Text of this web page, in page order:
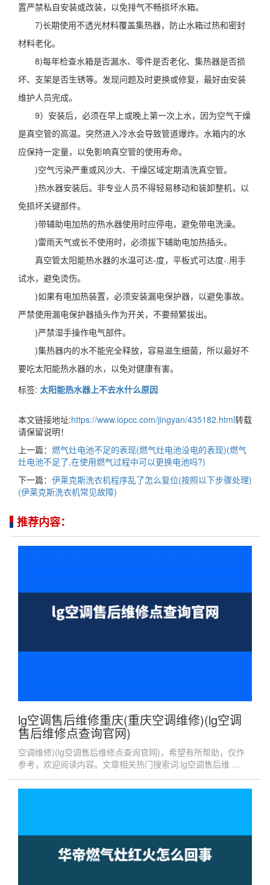
置严禁私自安装或改装，以免排气不畅损坏水箱。
7)长期使用不透光材料覆盖集热器，防止水箱过热和密封
材料老化。
8)每年检查水箱是否漏水、零件是否老化、集热器是否损
坏、支架是否生锈等。发现问题及时更换或修复，最好由安装
维护人员完成。
9）安装后，必须在早上或晚上第一次上水，因为空气干燥
是真空管的高温。突然进入冷水会导致管道爆炸。水箱内的水
应保持一定量，以免影响真空管的使用寿命。
)空气污染严重或风沙大、干燥区域定期清洗真空管。
)热水器安装后。非专业人员不得轻易移动和装卸整机，以
免损坏关键部件。
)带辅助电加热的热水器使用时应停电，避免带电洗澡。
)雷雨天气或长不使用时，必须拔下辅助电加热插头。
真空管太阳能热水器的水温可达-度，平板式可达度-.用手
试水，避免烫伤。
)如果有电加热装置，必须安装漏电保护器，以避免事故。
严禁使用漏电保护器插头作为开关，不要频繁拔出。
)严禁湿手操作电气部件。
)集热器内的水不能完全释放，容易滋生细菌，所以最好不
要吃太阳能热水器的水，以免对健康有害。
标签: 太阳能热水器上不去水什么原因
本文链接地址:https://www.iopcc.com/jingyan/435182.html转载
请保留说明！
上一篇： 燃气灶电池不足的表现(燃气灶电池没电的表现)(燃气
灶电池不足了,在使用燃气过程中可以更换电池吗?)
下一篇： 伊莱克斯洗衣机程序乱了怎么复位(按照以下步骤处理)
(伊莱克斯洗衣机常见故障)
推荐内容：
lg空调售后维修重庆(重庆空调维修)(lg空调
售后维修点查询官网)
空调维修)(lg空调售后维修点查询官网)，希望有所帮助，仅作
参考，欢迎阅读内容。文章相关热门搜索词:lg空调售后维 ...